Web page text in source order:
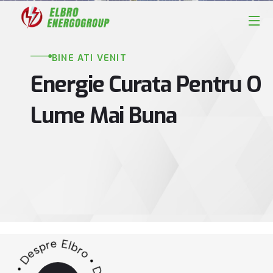
BINE ATI VENIT
Energie Curata Pentru O
Lume Mai Buna